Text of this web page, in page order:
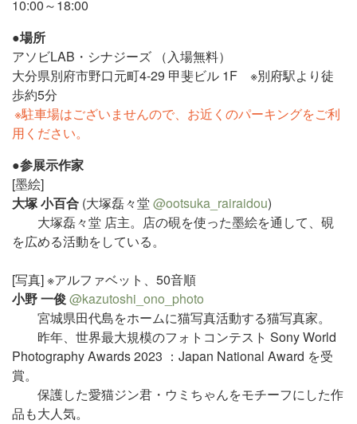
10:00～18:00
●場所
アソビLAB・シナジーズ （入場無料）
大分県別府市野口元町4-29 甲斐ビル 1F ※別府駅より徒
歩約5分
※駐車場はございませんので、お近くのパーキングをご利
用ください。
●参展示作家
[墨絵]
大塚 小百合 (大塚磊々堂 @ootsuka_rairaidou)
大塚磊々堂 店主。店の硯を使った墨絵を通して、硯
を広める活動をしている。
[写真] ※アルファベット、50音順
小野 一俊@kazutoshi_ono_photo
宮城県田代島をホームに猫写真活動する猫写真家。
昨年、世界最大規模のフォトコンテスト Sony World
Photography Awards 2023 ：Japan National Award を受
賞。
保護した愛猫ジン君・ウミちゃんをモチーフにした作
品も大人気。